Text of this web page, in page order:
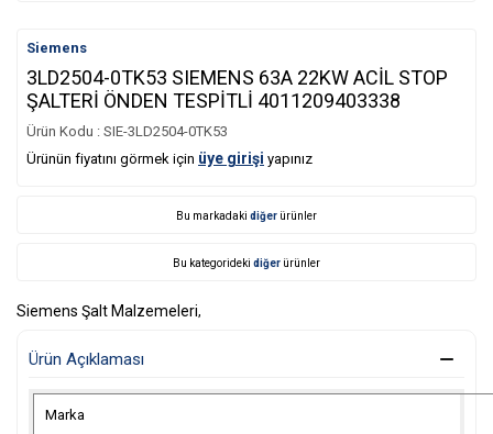
Siemens
3LD2504-0TK53 SIEMENS 63A 22KW ACİL STOP
ŞALTERİ ÖNDEN TESPİTLİ 4011209403338
Ürün Kodu : SIE-3LD2504-0TK53
Ürünün fiyatını görmek için üye girişi yapınız
Bu markadaki diğer ürünler
Bu kategorideki diğer ürünler
Siemens Şalt Malzemeleri
Ürün Açıklaması
Marka